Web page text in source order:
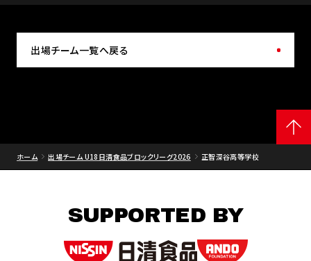
出場チーム一覧へ戻る
ホーム 出場チーム U18日清食品ブロックリーグ2026 正智深谷高等学校
SUPPORTED BY